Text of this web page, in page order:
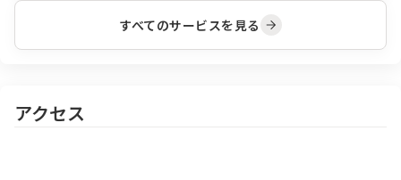
すべてのサービスを見る
アクセス